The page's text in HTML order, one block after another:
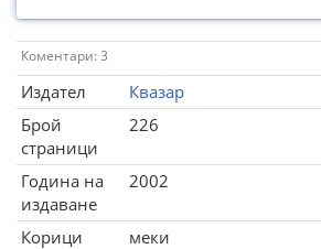
Коментари: 3
Издател
Квазар
Брой
страници
226
Година на
издаване
2002
Корици
меки